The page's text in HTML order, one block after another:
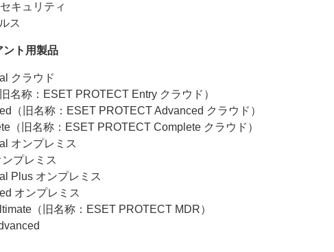
キュリティ
ス
ト用製品
クラウド
名称：ESET PROTECT Entry クラウド）
（旧名称：ESET PROTECT Advanced クラウド）
（旧名称：ESET PROTECT Complete クラウド）
オンプレミス
プレミス
Plus オンプレミス
オンプレミス
（旧名称：ESET PROTECT MDR）